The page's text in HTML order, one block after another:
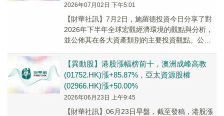
2026年07月02日 下午5:01
​【財華社訊】7月2日，施羅德投資今日分享了對
2026年下半年全球宏觀經濟環境的觀點與分析，
並公佈其在各大資產類別的主要投資觀點。公司
股...
【異動股】港股漲幅榜前十，澳洲成峰高教
(01752.HK)漲+85.87%，亞太資源股權
(02966.HK)漲+50.00%
2026年06月23日 上午9:45
【財華社訊】06月23日早盤，截至發稿，港股漲